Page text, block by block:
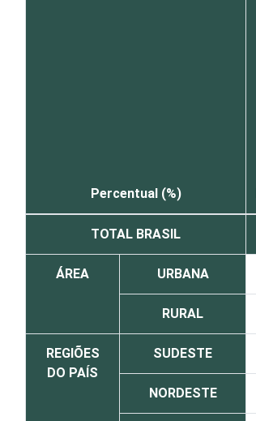
Percentual (%)
TOTAL BRASIL
ÁREA URBANA
RURAL
REGIÕES
DO PAÍS
SUDESTE
NORDESTE